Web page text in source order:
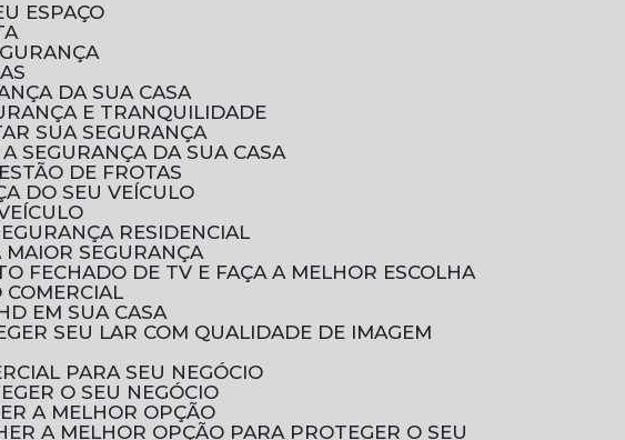
ESPAÇO
DA SUA CASA
E TRANQUILIDADE
SUA SEGURANÇA
SEGURANÇA DA SUA CASA
DE FROTAS
DO SEU VEÍCULO
RESIDENCIAL
SEGURANÇA
FECHADO DE TV E FAÇA A MELHOR ESCOLHA
COMERCIAL
EM SUA CASA
PARA SEU NEGÓCIO
O SEU NEGÓCIO
A MELHOR OPÇÃO